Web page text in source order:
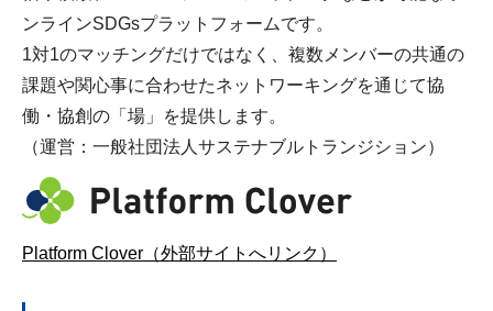
ンラインSDGsプラットフォームです。
1対1のマッチングだけではなく、複数メンバーの共通の
課題や関心事に合わせたネットワーキングを通じて協
働・協創の「場」を提供します。
（運営：一般社団法人サステナブルトランジション）
Platform Clover（外部サイトへリンク）